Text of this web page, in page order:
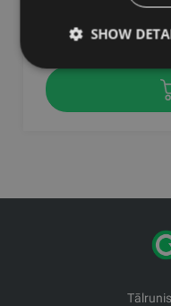
32307.00€
SHOW